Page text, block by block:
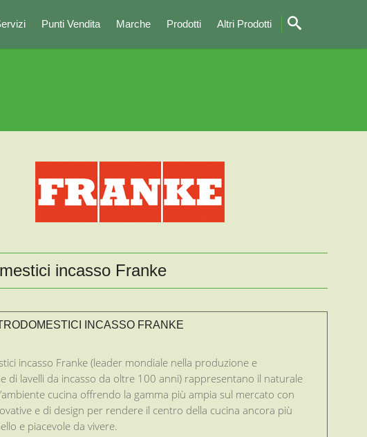
Punti Vendita Marche Prodotti Altri Prodotti
incasso Franke
INCASSO FRANKE
incasso Franke (leader mondiale nella produzione e
di lavelli da incasso da oltre 100 anni) rappresentano il naturale
cucina offrendo la gamma più ampia sul mercato con
e di design per rendere il centro della cucina ancora più
e piacevole da vivere.